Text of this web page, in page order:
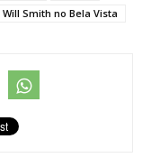
Will Smith no Bela Vista